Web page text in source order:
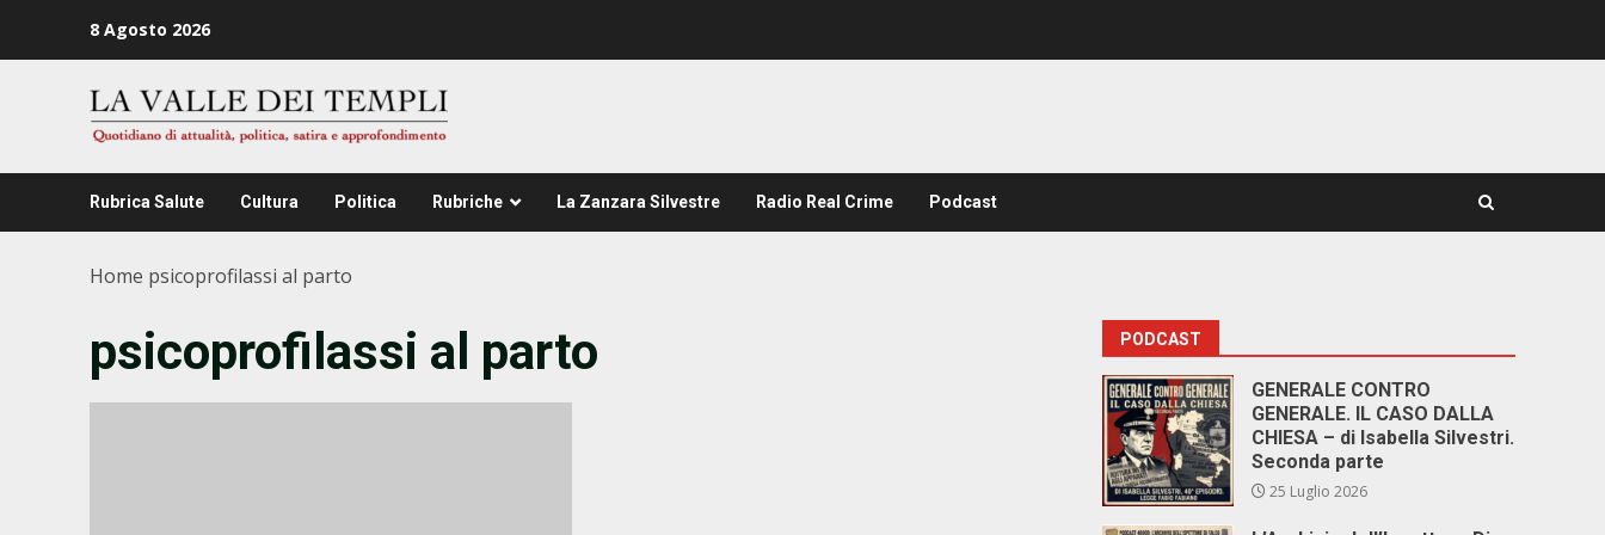
8 Agosto 2026
Rubrica Salute Cultura Politica Rubriche La Zanzara Silvestre Radio Real Crime Podcast
Home psicoprofilassi al parto
psicoprofilassi al parto PODCAST
GENERALE CONTRO
GENERALE. IL CASO DALLA
CHIESA – di Isabella Silvestri.
Seconda parte
25 Luglio 2026